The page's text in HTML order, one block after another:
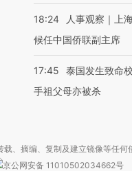
18:24
人事观察｜上
候任中国侨联副主席
17:45
泰国发生致命
手祖父母亦被杀
、摘编、复制及建立镜像等任何
京公网安备 11010502034662号